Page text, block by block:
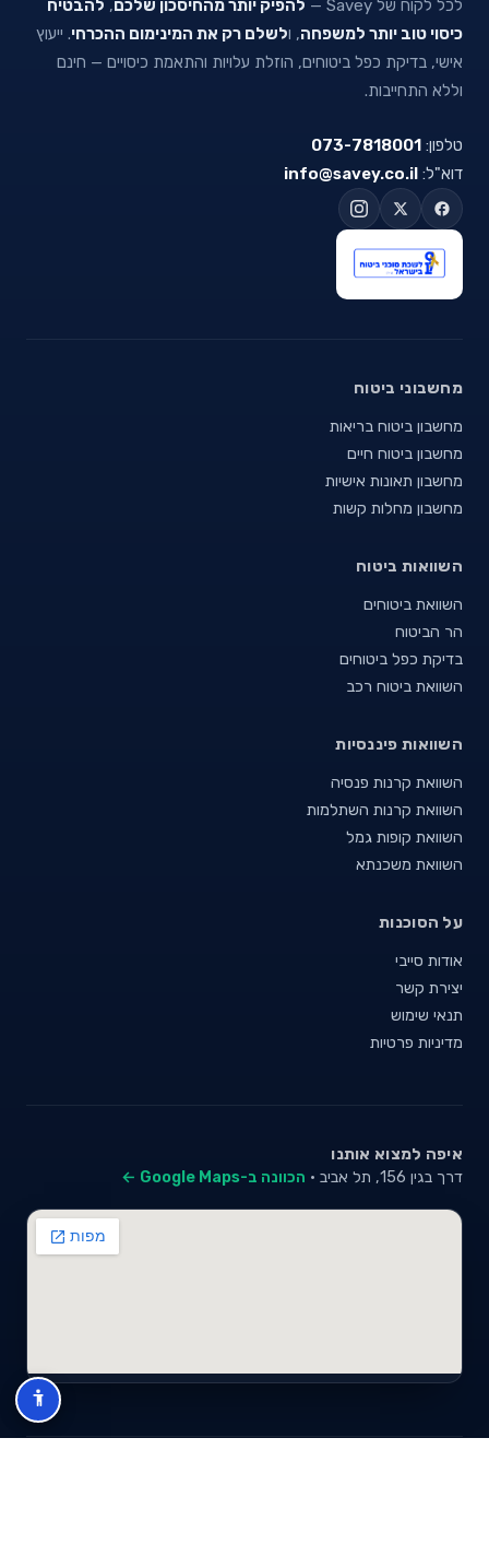
לכל לקוח של Savey —
להפיק יותר מהחיסכון שלכם, להבטיח
כיסוי טוב יותר למשפחה, ולשלם רק את המינימום ההכרחי. ייעוץ
אישי, בדיקת כפל ביטוחים, הוזלת עלויות והתאמת כיסויים — חינם
וללא התחייבות.
טלפון: 073-7818001
דוא"ל: info@savey.co.il
מחשבוני ביטוח
מחשבון ביטוח בריאות
מחשבון ביטוח חיים
מחשבון תאונות אישיות
מחשבון מחלות קשות
השוואות ביטוח
השוואת ביטוחים
הר הביטוח
בדיקת כפל ביטוחים
השוואת ביטוח רכב
השוואות פיננסיות
השוואת קרנות פנסיה
השוואת קרנות השתלמות
השוואת קופות גמל
השוואת משכנתא
על הסוכנות
אודות סייבי
יצירת קשר
תנאי שימוש
מדיניות פרטיות
איפה למצוא אותנו
דרך בגין 156, תל אביב · הכוונה ב-Google Maps ←